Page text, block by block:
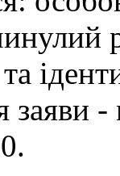
заяви